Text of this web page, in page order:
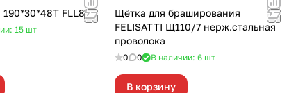
FLL807
15 шт
Щётка для браширования
FELISATTI Щ110/7 нерж.стальная
проволока
0 0 В наличии: 6 шт
В корзину